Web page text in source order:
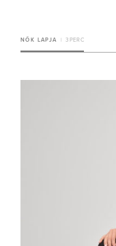
NŐK LAPJA 3 PERC